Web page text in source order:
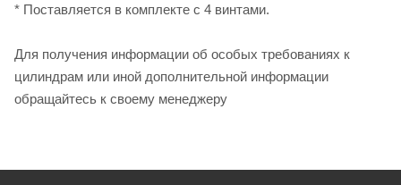
* Поставляется в комплекте с 4 винтами.
Для получения информации об особых требованиях к
цилиндрам или иной дополнительной информации
обращайтесь к своему менеджеру